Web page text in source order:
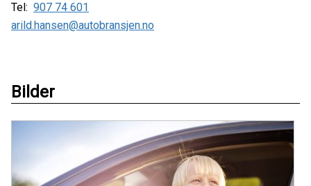
Tel: 907 74 601
arild.hansen@autobransjen.no
Bilder